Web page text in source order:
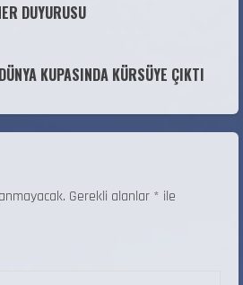
DUYURUSU
KUPASINDA KÜRSÜYE ÇIKTI
Gerekli alanlar * ile